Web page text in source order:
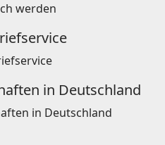
werden
in Deutschland